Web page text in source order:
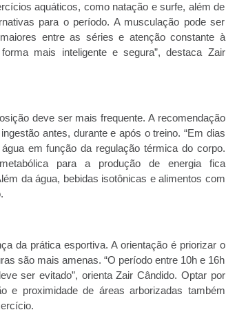
aquáticos, como natação e surfe, além de
para o período. A musculação pode ser
entre as séries e atenção constante à
mais inteligente e segura”, destaca Zair
deve ser mais frequente. A recomendação
antes, durante e após o treino. “Em dias
em função da regulação térmica do corpo.
para a produção de energia fica
da água, bebidas isotônicas e alimentos com
da prática esportiva. A orientação é priorizar o
são mais amenas. “O período entre 10h e 16h
ser evitado”, orienta Zair Cândido. Optar por
e proximidade de áreas arborizadas também